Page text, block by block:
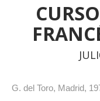
G. del Toro, Madrid,